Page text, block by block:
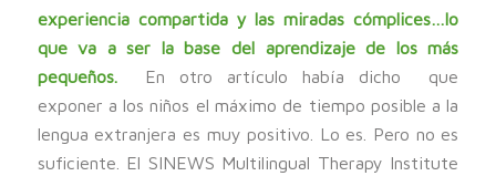
experiencia compartida y las miradas cómplices…lo
que va a ser la base del aprendizaje de los más
pequeños.
En otro artículo había dicho que
exponer a los niños el máximo de tiempo posible a la
lengua extranjera es muy positivo. Lo es. Pero no es
suficiente. El SINEWS Multilingual Therapy Institute